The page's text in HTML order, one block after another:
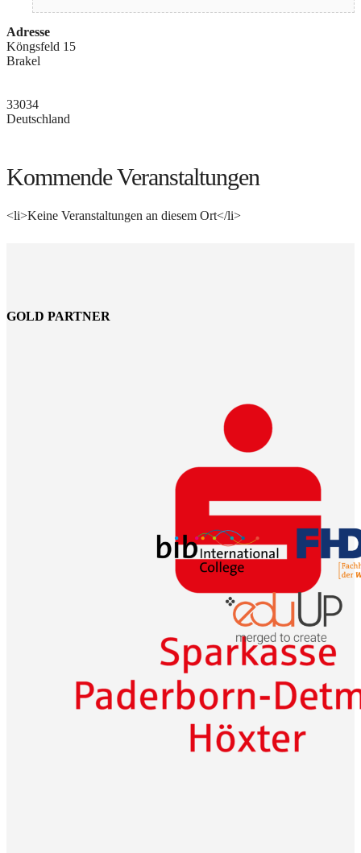
Adresse
Köngsfeld 15
Brakel
33034
Deutschland
Kommende Veranstaltungen
<li>Keine Veranstaltungen an diesem Ort</li>
GOLD PARTNER